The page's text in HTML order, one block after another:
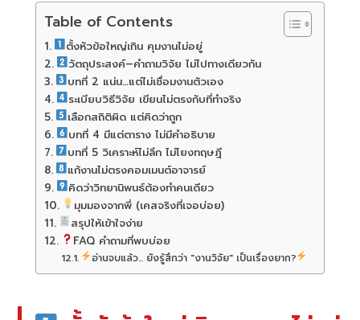
Table of Contents
ตั้งหัวข้อใหญ่เกิน คุมงานไม่อยู่
วัตถุประสงค์–คำถามวิจัย ไม่ไปทางเดียวกัน
บทที่ 2 แน่น…แต่ไม่เชื่อมงานตัวเอง
ระเบียบวิธีวิจัย เขียนไม่ตรงกับที่ทำจริง
เลือกสถิติผิด แต่คิดว่าถูก
บทที่ 4 มีแต่ตาราง ไม่มีคำอธิบาย
บทที่ 5 วิเคราะห์ไม่ลึก ไม่โยงทฤษฎี
แก้งานไม่ตรงคอมเมนต์อาจารย์
คิดว่าวิทยานิพนธ์ต้องทำคนเดียว
มุมมองจากพี่ (เคสจริงที่เจอบ่อย)
สรุปให้เข้าใจง่าย
FAQ คำถามที่พบบ่อย
อ่านจบแล้ว... ยังรู้สึกว่า "งานวิจัย" เป็นเรื่องยาก?